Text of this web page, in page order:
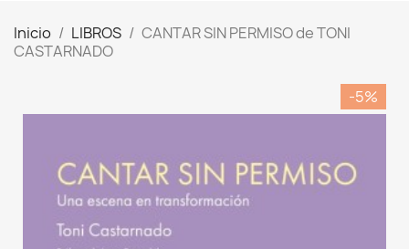
Inicio LIBROS
CANTAR SIN PERMISO de TONI
CASTARNADO
-5%